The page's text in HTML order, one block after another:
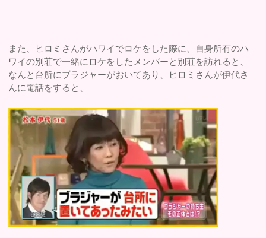
また、ヒロミさんがハワイでロケをした際に、自身所有のハ
ワイの別荘で一緒にロケをしたメンバーと別荘を訪れると、
なんと台所にブラジャーがおいてあり、ヒロミさんが伊代さ
んに電話をすると、